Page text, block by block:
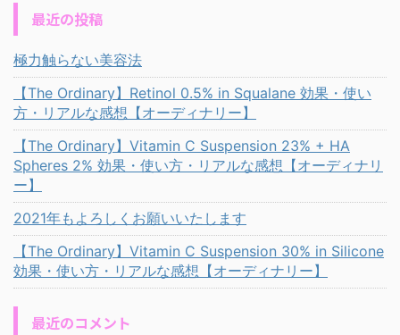
最近の投稿
極力触らない美容法
【The Ordinary】Retinol 0.5% in Squalane 効果・使い
方・リアルな感想【オーディナリー】
【The Ordinary】Vitamin C Suspension 23% + HA
Spheres 2% 効果・使い方・リアルな感想【オーディナリ
ー】
2021年もよろしくお願いいたします
【The Ordinary】Vitamin C Suspension 30% in Silicone
効果・使い方・リアルな感想【オーディナリー】
最近のコメント